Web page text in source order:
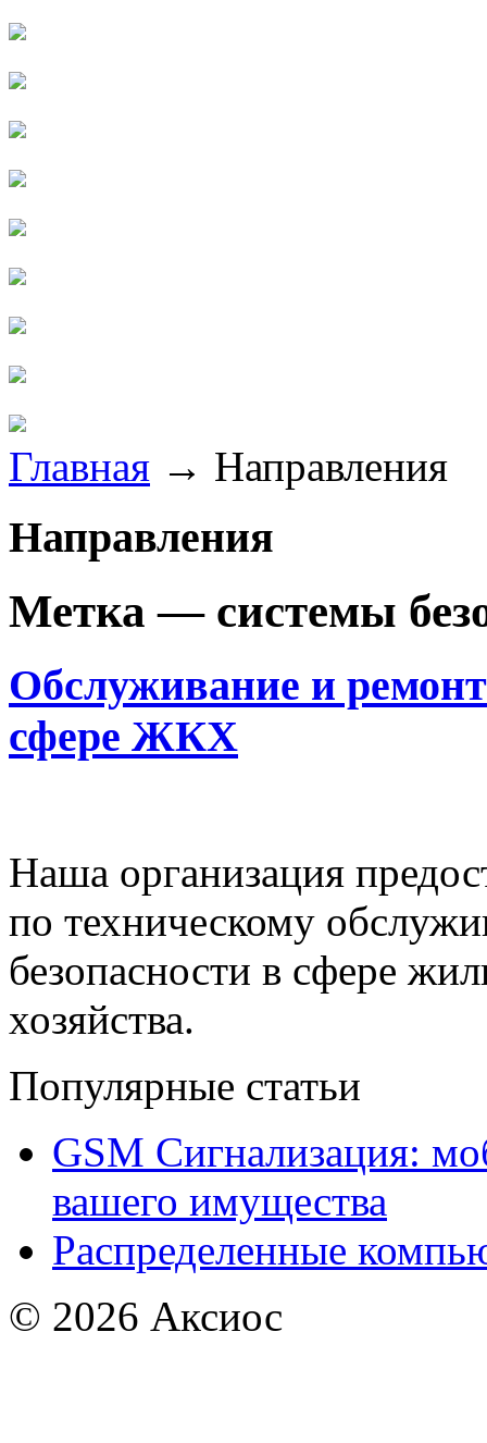
Главная → Направления
Направления
Метка — системы
Обслуживание и
сфере ЖКХ
Наша организация
по техническому
безопасности в сфере
хозяйства.
Популярные статьи
GSM Сигнализация:
вашего имущества
Распределенные
© 2026 Аксиос